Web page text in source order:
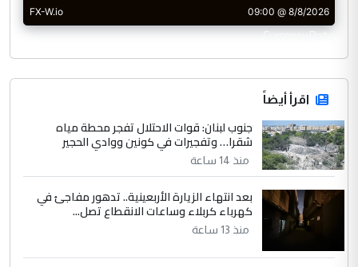
CurrencyRate
اقرأ أيضاً
جنوب لبنان: قوات الاحتلال تفجر محطة مياه
شقرا… وتفجيرات في كونين ووادي الحجير
منذ 14 ساعة
بعد انتهاء الزيارة الأربعينية.. تدهور مفاجئ في
كهرباء كربلاء وساعات الانقطاع تصل...
منذ 13 ساعة